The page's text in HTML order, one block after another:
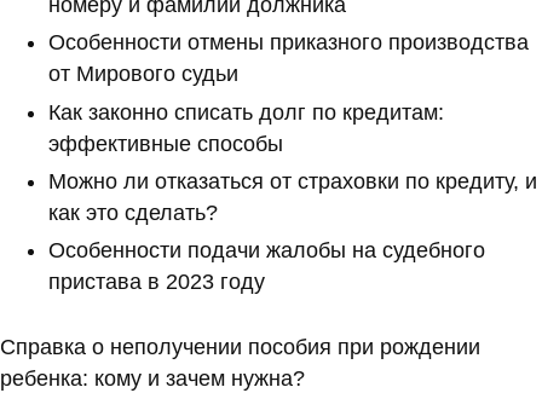
номеру и фамилии должника
Особенности отмены приказного производства
от Мирового судьи
Как законно списать долг по кредитам:
эффективные способы
Можно ли отказаться от страховки по кредиту, и
как это сделать?
Особенности подачи жалобы на судебного
пристава в 2023 году
Справка о неполучении пособия при рождении
ребенка: кому и зачем нужна?